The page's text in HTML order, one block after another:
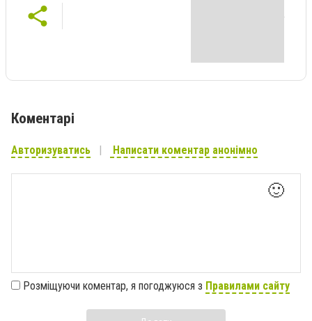
Коментарі
Авторизуватись Написати коментар анонімно
🙂
Розміщуючи коментар, я погоджуюся з Правилами сайту